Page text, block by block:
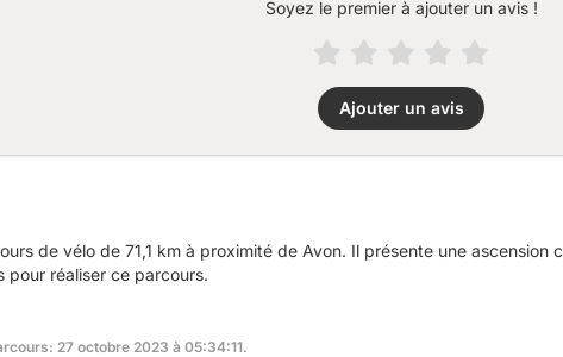
Soyez le premier à ajouter un avis !
Ajouter un avis
de vélo de 71,1 km à proximité de Avon. Il présente une
pour réaliser ce parcours.
27 octobre 2023 à 05:34:11.